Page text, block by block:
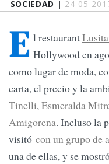
SOCIEDAD | 24-05-
E l restaurant
Hollywood en
como lugar de moda,
carta, el precio y la
Tinelli,Esmeralda
Amigorena. Incluso la
visitó con un grupo de
una de ellas, y se